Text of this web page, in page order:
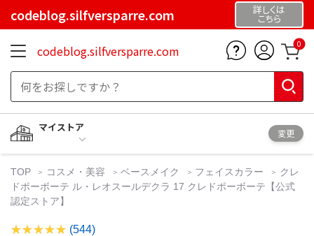
codeblog.silfversparre.com 詳しくは
こちら
codeblog.silfversparre.com 0
マイストア
変更
TOP コスメ・美容 ベースメイク フェイスカラー
クレ
ドポーボーテ ル・レオスールデクラ 17 クレドポーボーテ【公式
認定ストア】
(544)